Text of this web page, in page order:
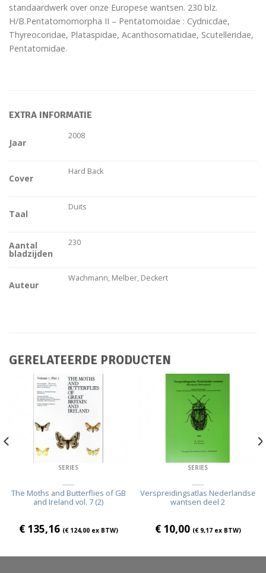
standaardwerk over onze Europese wantsen. 230 blz.
H/B.Pentatomomorpha II – Pentatomoidae : Cydnicdae,
Thyreocoridae, Plataspidae, Acanthosomatidae, Scutelleridae,
Pentatomidae.
EXTRA INFORMATIE
Jaar
2008
Cover
Hard Back
Taal
Duits
Aantal
bladzijden
230
Auteur
Wachmann, Melber, Deckert
GERELATEERDE PRODUCTEN
SERIES
The Moths and Butterflies of GB
and Ireland vol. 7 (2)
€135,16 (€124,00ex BTW)
SERIES
Verspreidingsatlas Nederlandse
wantsen deel 2
€10,00 (€9,17ex BTW)